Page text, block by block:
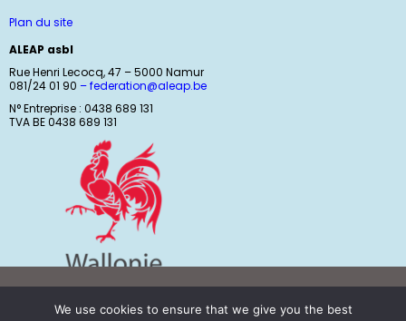
Plan du site
ALEAP asbl
Rue Henri Lecocq, 47 – 5000 Namur
081/24 01 90 –federation@aleap.be
N° Entreprise : 0438 689 131
TVA BE 0438 689 131
We use cookies to ensure that we give you the best